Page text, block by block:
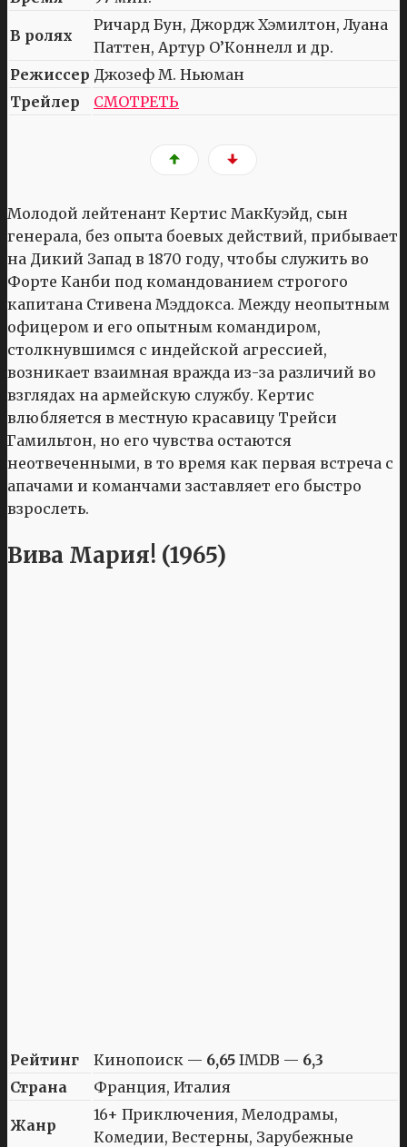
В ролях
Ричард Бун, Джордж Хэмилтон, Луана
Паттен, Артур О’Коннелл и др.
Режиссер Джозеф М. Ньюман
Трейлер
СМОТРЕТЬ
Молодой лейтенант Кертис МакКуэйд, сын
генерала, без опыта боевых действий, прибывает
на Дикий Запад в 1870 году, чтобы служить во
Форте Канби под командованием строгого
капитана Стивена Мэддокса. Между неопытным
офицером и его опытным командиром,
столкнувшимся с индейской агрессией,
возникает взаимная вражда из-за различий во
взглядах на армейскую службу. Кертис
влюбляется в местную красавицу Трейси
Гамильтон, но его чувства остаются
неотвеченными, в то время как первая встреча с
апачами и команчами заставляет его быстро
взрослеть.
Вива Мария! (1965)
Рейтинг Кинопоиск — 6,65 IMDB — 6,3
Страна
Франция, Италия
Жанр
16+ Приключения, Мелодрамы,
Комедии, Вестерны, Зарубежные